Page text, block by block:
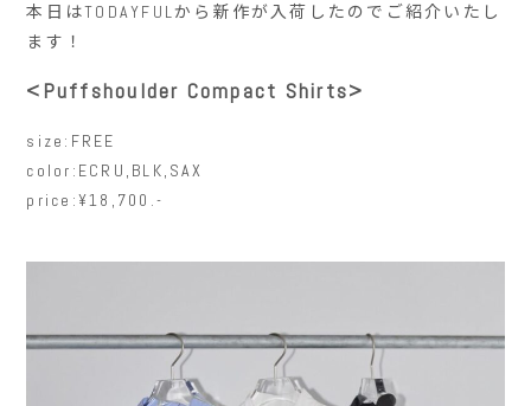
本日はTODAYFULから新作が入荷したのでご紹介いたし
ます！
<Puffshoulder Compact Shirts>
size:FREE
color:ECRU,BLK,SAX
price:¥18,700.-